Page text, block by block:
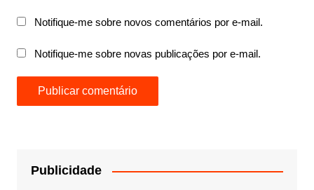
Notifique-me sobre novos comentários por e-mail.
Notifique-me sobre novas publicações por e-mail.
Publicidade